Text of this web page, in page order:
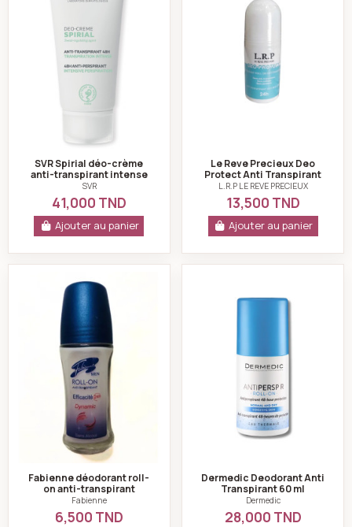
SVR Spirial déo-crème
anti-transpirant intense
48H 50ml
SVR
41,000 TND
Ajouter au panier
Le Reve Precieux Deo
Protect Anti Transpirant
24H 50ml
L.R.P LE REVE PRECIEUX
13,500 TND
Ajouter au panier
Fabienne déodorant roll-on anti-transpirant dynamic
Fabienne déodorant roll-
on anti-transpirant
dynamic
Fabienne
6,500 TND
Dermedic Deodorant Anti
Transpirant 60 ml
Dermedic
28,000 TND